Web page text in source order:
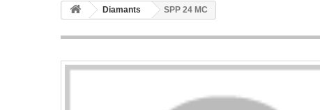
Diamants SPP 24 MC